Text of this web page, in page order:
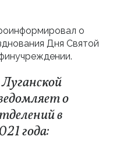
о
Дня Святой
о
в
года: